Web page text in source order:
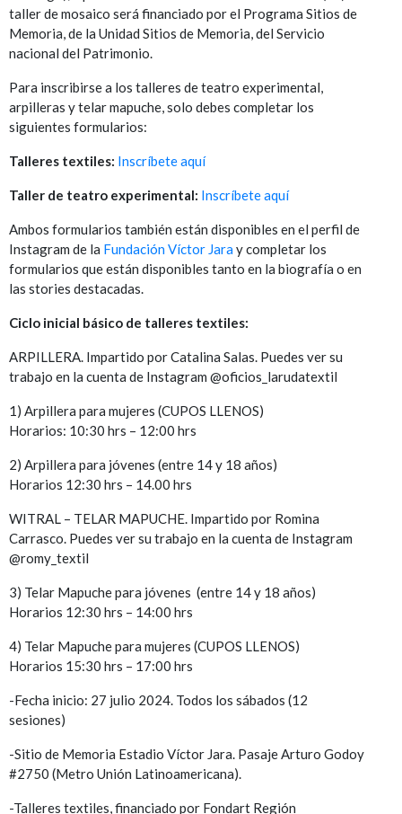
taller de mosaico será financiado por el Programa Sitios de
Memoria, de la Unidad Sitios de Memoria, del Servicio
nacional del Patrimonio.
Para inscribirse a los talleres de teatro experimental,
arpilleras y telar mapuche, solo debes completar los
siguientes formularios:
Talleres textiles: Inscríbete aquí
Taller de teatro experimental: Inscríbete aquí
Ambos formularios también están disponibles en el perfil de
Instagram de la Fundación Víctor Jaray completar los
formularios que están disponibles tanto en la biografía o en
las stories destacadas.
Ciclo inicial básico de talleres textiles:
ARPILLERA. Impartido por Catalina Salas. Puedes ver su
trabajo en la cuenta de Instagram @oficios_larudatextil
1) Arpillera para mujeres (CUPOS LLENOS)
Horarios: 10:30 hrs – 12:00 hrs
2) Arpillera para jóvenes (entre 14 y 18 años)
Horarios 12:30 hrs – 14.00 hrs
WITRAL – TELAR MAPUCHE. Impartido por Romina
Carrasco. Puedes ver su trabajo en la cuenta de Instagram
@romy_textil
3) Telar Mapuche para jóvenes (entre 14 y 18 años)
Horarios 12:30 hrs – 14:00 hrs
4) Telar Mapuche para mujeres (CUPOS LLENOS)
Horarios 15:30 hrs – 17:00 hrs
-Fecha inicio: 27 julio 2024. Todos los sábados (12
sesiones)
-Sitio de Memoria Estadio Víctor Jara. Pasaje Arturo Godoy
#2750 (Metro Unión Latinoamericana).
-Talleres textiles, financiado por Fondart Región